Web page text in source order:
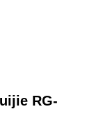
RG-